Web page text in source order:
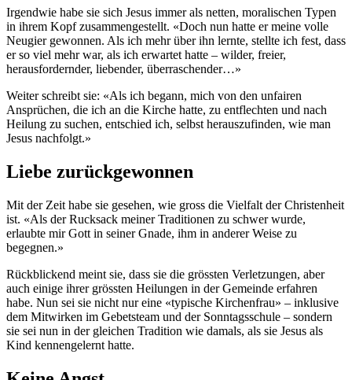
Irgendwie habe sie sich Jesus immer als netten, moralischen Typen
in ihrem Kopf zusammengestellt. «Doch nun hatte er meine volle
Neugier gewonnen. Als ich mehr über ihn lernte, stellte ich fest, dass
er so viel mehr war, als ich erwartet hatte – wilder, freier,
herausfordernder, liebender, überraschender…»
Weiter schreibt sie: «Als ich begann, mich von den unfairen
Ansprüchen, die ich an die Kirche hatte, zu entflechten und nach
Heilung zu suchen, entschied ich, selbst herauszufinden, wie man
Jesus nachfolgt.»
Liebe zurückgewonnen
Mit der Zeit habe sie gesehen, wie gross die Vielfalt der Christenheit
ist. «Als der Rucksack meiner Traditionen zu schwer wurde,
erlaubte mir Gott in seiner Gnade, ihm in anderer Weise zu
begegnen.»
Rückblickend meint sie, dass sie die grössten Verletzungen, aber
auch einige ihrer grössten Heilungen in der Gemeinde erfahren
habe. Nun sei sie nicht nur eine «typische Kirchenfrau» – inklusive
dem Mitwirken im Gebetsteam und der Sonntagsschule – sondern
sie sei nun in der gleichen Tradition wie damals, als sie Jesus als
Kind kennengelernt hatte.